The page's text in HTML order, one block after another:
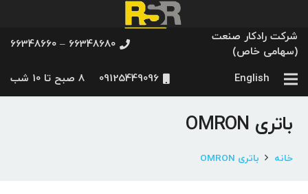
شرکت رادکار صنعت
(سهامی خاص)
66348680 – 66348660
English
09125449096 8 صبح تا 10 شب
باتری OMRON
خانه باتری OMRON